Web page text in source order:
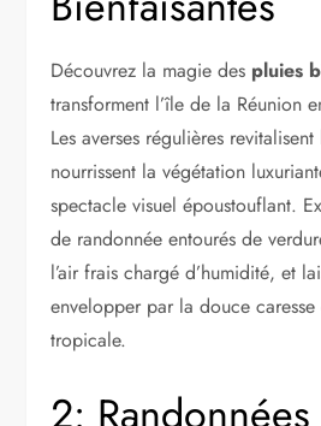
Découvrez la magie des pluies
transforment l’île de la Réunion
Les averses régulières
nourrissent la végétation
spectacle visuel époustouflant.
de randonnée entourés de
l’air frais chargé d’humidité, et
envelopper par la douce
tropicale.